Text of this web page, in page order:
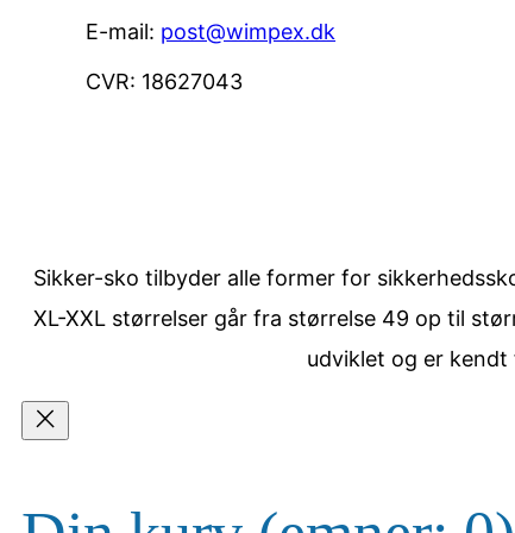
E-mail: post@wimpex.dk
CVR: 18627043
Sikker-sko tilbyder alle former for
XL-XXL størrelser går fra størrelse 49 op til
udviklet og er